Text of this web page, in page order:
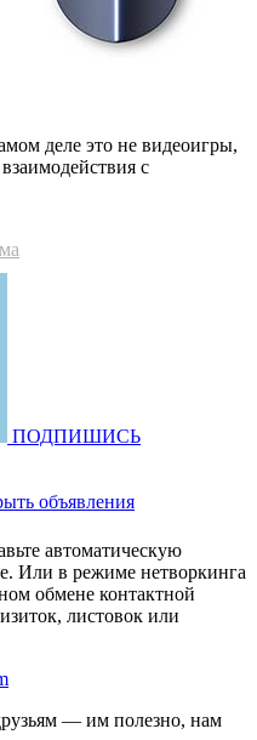
деле это не видеоигры,
с
ПОДПИШИСЬ
объявления
автоматическую
Или в режиме нетворкинга
обмене контактной
листовок или
— им полезно, нам